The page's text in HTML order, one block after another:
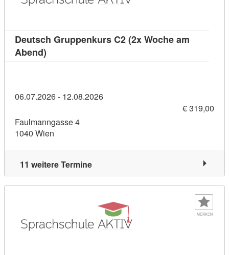
Deutsch Gruppenkurs C2 (2x Woche am
Abend)
06.07.2026 - 12.08.2026
€ 319,00
Faulmanngasse 4
1040 Wien
11 weitere Termine
MERKEN